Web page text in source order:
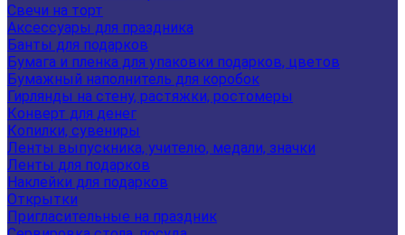
Свечи на торт
Аксессуары для праздника
Банты для подарков
Бумага и пленка для упаковки подарков, цветов
Бумажный наполнитель для коробок
Гирлянды на стену, растяжки, ростомеры
Конверт для денег
Копилки, сувениры
Ленты выпускника, учителю, медали, значки
Ленты для подарков
Наклейки для подарков
Открытки
Пригласительные на праздник